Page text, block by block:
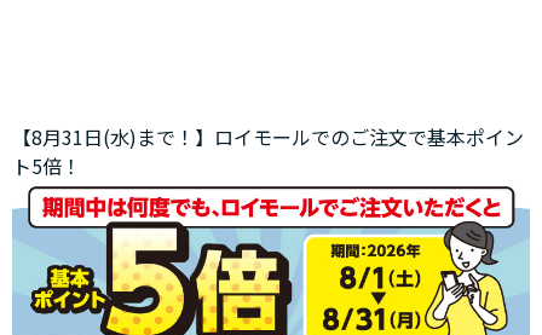
【8月31日(水)まで！】ロイモールでのご注文で基本ポイン
ト5倍！